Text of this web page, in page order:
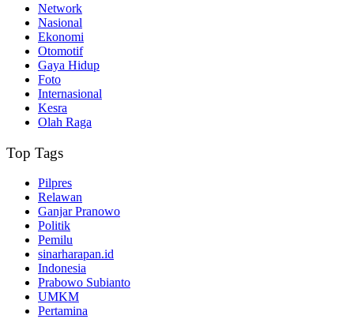
Network
Nasional
Ekonomi
Otomotif
Gaya Hidup
Foto
Internasional
Kesra
Olah Raga
Top Tags
Pilpres
Relawan
Ganjar Pranowo
Politik
Pemilu
sinarharapan.id
Indonesia
Prabowo Subianto
UMKM
Pertamina